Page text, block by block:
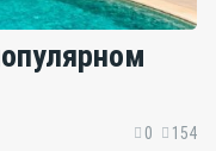
0 154